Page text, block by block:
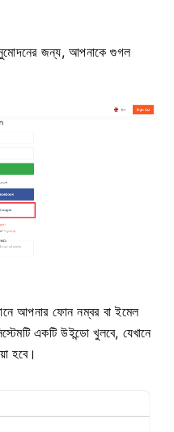
জন্য, আপনাকে গুগল
আপনার ফোন নম্বর বা ইমেল
একটি উইন্ডো খুলবে, যেখানে
হবে।